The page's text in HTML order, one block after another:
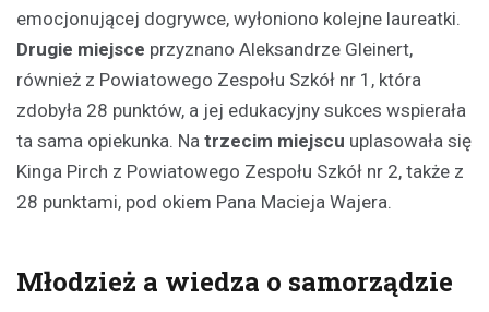
emocjonującej dogrywce, wyłoniono kolejne laureatki.
Drugie miejsce przyznano Aleksandrze Gleinert,
również z Powiatowego Zespołu Szkół nr 1, która
zdobyła 28 punktów, a jej edukacyjny sukces wspierała
ta sama opiekunka. Na trzecim miejscu uplasowała się
Kinga Pirch z Powiatowego Zespołu Szkół nr 2, także z
28 punktami, pod okiem Pana Macieja Wajera.
Młodzież a wiedza o samorządzie